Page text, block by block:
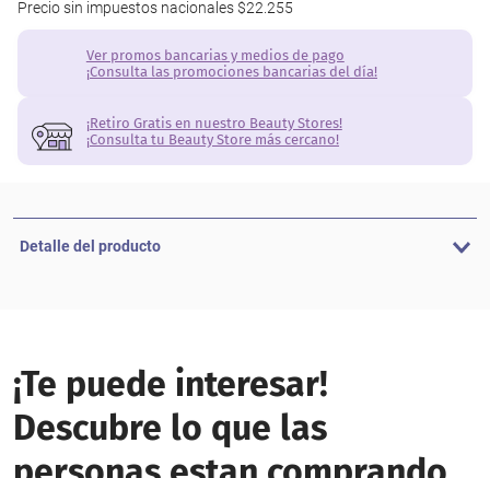
Precio sin impuestos nacionales $22.255
Ver promos bancarias y medios de pago
¡Consulta las promociones bancarias del día!
¡Retiro Gratis en nuestro Beauty Stores!
¡Consulta tu Beauty Store más cercano!
Detalle del producto
¡Te puede interesar!
Descubre lo que las